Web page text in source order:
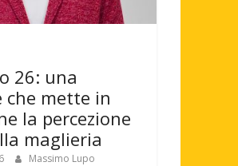
26: una
che mette in
la percezione
maglieria
Massimo Lupo